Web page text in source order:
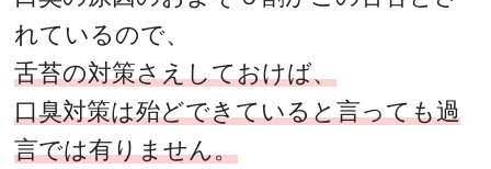
れているので、
舌苔の対策さえしておけば、
口臭対策は殆どできていると言っても過
言では有りません。